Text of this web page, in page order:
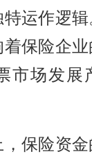
运作逻
保险企
市场发展
保险资金